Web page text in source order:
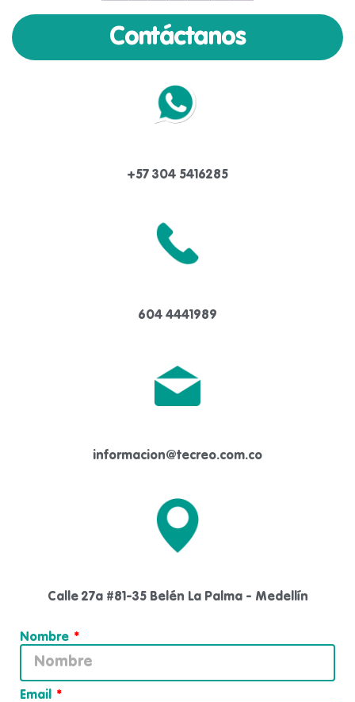
Contáctanos
+57 304 5416285
604 4441989
informacion@tecreo.com.co
Calle 27a #81-35 Belén La Palma - Medellín
Nombre
Email